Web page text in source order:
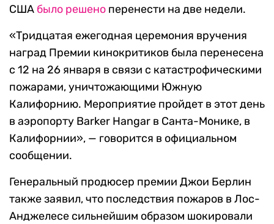
США было решено перенести на две недели.
«Тридцатая ежегодная церемония вручения
наград Премии кинокритиков была перенесена
с 12 на 26 января в связи с катастрофическими
пожарами, уничтожающими Южную
Калифорнию. Мероприятие пройдет в этот день
в аэропорту Barker Hangar в Санта-Монике, в
Калифорнии», — говорится в официальном
сообщении.
Генеральный продюсер премии Джои Берлин
также заявил, что последствия пожаров в Лос-
Анджелесе сильнейшим образом шокировали